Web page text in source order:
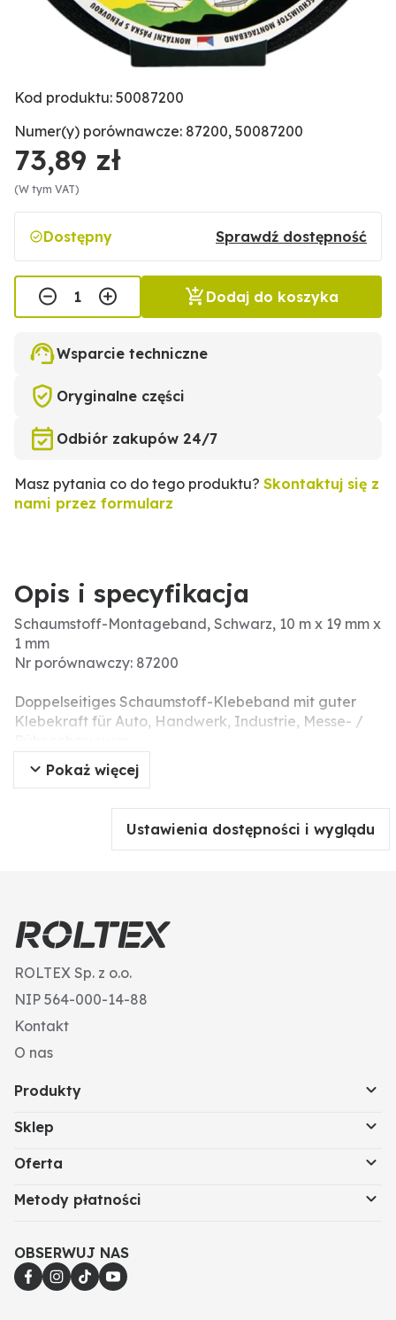
Kod produktu: 50087200
Numer(y) porównawcze: 87200, 50087200
73,89 zł
(W tym VAT)
Dostępny Sprawdź dostępność
Dodaj do koszyka
Wsparcie techniczne
Oryginalne części
Odbiór zakupów 24/7
Masz pytania co do tego produktu? Skontaktuj się z
nami przez formularz
Opis i specyfikacja
Schaumstoff-Montageband, Schwarz, 10 m x 19 mm x
1 mm
Nr porównawczy: 87200
Doppelseitiges Schaumstoff-Klebeband mit guter
Klebekraft für Auto, Handwerk, Industrie, Messe- /
Pokaż więcej
Ustawienia dostępności i wyglądu
ROLTEX Sp. z o.o.
NIP 564-000-14-88
Kontakt
O nas
Produkty
Sklep
Oferta
Metody płatności
OBSERWUJ NAS